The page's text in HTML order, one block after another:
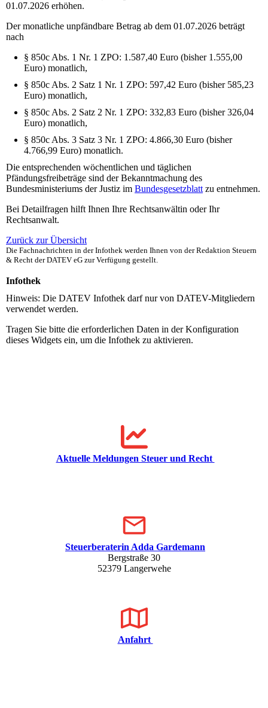
01.07.2026 erhöhen.
Der monatliche unpfändbare Betrag ab dem 01.07.2026 beträgt
nach
§ 850c Abs. 1 Nr. 1 ZPO: 1.587,40 Euro (bisher 1.555,00
Euro) monatlich,
§ 850c Abs. 2 Satz 1 Nr. 1 ZPO: 597,42 Euro (bisher 585,23
Euro) monatlich,
§ 850c Abs. 2 Satz 2 Nr. 1 ZPO: 332,83 Euro (bisher 326,04
Euro) monatlich,
§ 850c Abs. 3 Satz 3 Nr. 1 ZPO: 4.866,30 Euro (bisher
4.766,99 Euro) monatlich.
Die entsprechenden wöchentlichen und täglichen
Pfändungsfreibeträge sind der Bekanntmachung des
Bundesministeriums der Justiz im Bundesgesetzblatt zu entnehmen.
Bei Detailfragen hilft Ihnen Ihre Rechtsanwältin oder Ihr
Rechtsanwalt.
Zurück zur Übersicht
Die Fachnachrichten in der Infothek werden Ihnen von der Redaktion Steuern
& Recht der DATEV eG zur Verfügung gestellt.
Infothek
Hinweis: Die DATEV Infothek darf nur von DATEV-Mitgliedern
verwendet werden.
Tragen Sie bitte die erforderlichen Daten in der Konfiguration
dieses Widgets ein, um die Infothek zu aktivieren.
Aktuelle Meldungen Steuer und Recht
Steuerberaterin Adda Gardemann
Bergstraße 30
52379 Langerwehe
Anfahrt